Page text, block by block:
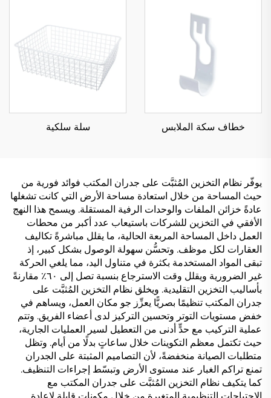
خطاف سكة الملابس سلة سلكية
يوفّر نظام التخزين المُثبَّت على جدران المكتب فوائد فورية من
حيث المساحة من خلال استعادة مساحة الأرض التي كانت تشغلها
عادةً خزائن الملفات والوحدات الرفية المستقلة. ويسمح هذا النهج
الأفقي في التخزين للشركات باستيعاب عدد أكبر من محطات
العمل داخل المساحة المربعة الحالية، ما يقلل مباشرةً تكاليف
العقارات لكل موظف. وتحسُّن سهولة الوصول بشكل كبير، إذ
تبقى المواد المستخدمة بكثرة في متناول اليد، مما يلغي الحركة
غير الضرورية ويقلل وقت الاسترجاع بنسبة تصل إلى ٦٠٪ مقارنةً
بأساليب التخزين التقليدية. ويخلق نظام التخزين المُثبَّت على
جدران المكتب تنظيمًا بصريًّا يعزِّز جو مكان العمل، ويساهم في
خفض مستويات التوتر وتحسين التركيز لدى أعضاء الفريق. وتتم
عملية التركيب مع حدٍّ أدنى من التعطيل لسير العمليات الجارية،
حيث تكتمل معظم التكوينات خلال ساعاتٍ بدلًا من أيام. وتظل
متطلبات الصيانة منخفضةً، لأن التصاميم المثبتة على الجدران
تمنع تراكم الغبار عند مستوى الأرض وتبسّط إجراءات التنظيف.
كما يتكيف نظام التخزين المُثبَّت على جدران المكتب مع